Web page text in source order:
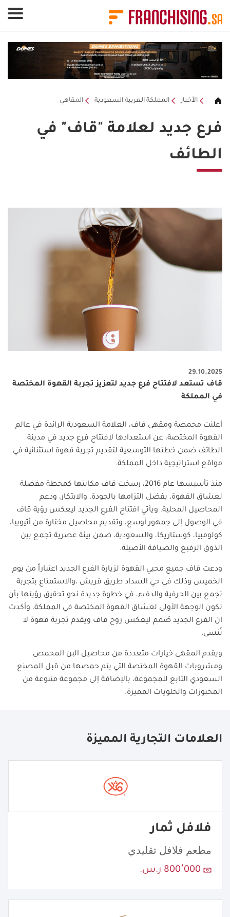
الأخبار المملكة العربية السعودية المقاهي
فرع جديد لعلامة "قاف" في
الطائف
29.10.2025
قاف تستعد لافتتاح فرع جديد لتعزيز تجربة القهوة المختصة
في المملكة
أعلنت محمصة ومقهى قاف، العلامة السعودية الرائدة في عالم
القهوة المختصة، عن استعدادها لافتتاح فرع جديد في مدينة
الطائف ضمن خطتها التوسعية لتقديم تجربة قهوة استثنائية في
مواقع استراتيجية داخل المملكة.
منذ تأسيسها عام 2016، رسخت قاف مكانتها كمحطة مفضلة
لعشاق القهوة، بفضل التزامها بالجودة، والابتكار، ودعم
المحاصيل المحلية. ويأتي افتتاح الفرع الجديد ليعكس رؤية قاف
في الوصول إلى جمهور أوسع، وتقديم محاصيل مختارة من أثيوبيا،
كولومبيا، كوستاريكا، والسعودية، ضمن بيئة عصرية تجمع بين
الذوق الرفيع والضيافة الأصيلة.
ودعت قاف جميع محبي القهوة لزيارة الفرع الجديد اعتباراً من يوم
الخميس وذلك في حي السداد طريق قريش ،والاستمتاع بتجربة
تجمع بين الحرفية والدفء، في خطوة جديدة نحو تحقيق رؤيتها بأن
تكون الوجهة الأولى لعشاق القهوة المختصة في المملكة، وأكدت
ان الفرع الجديد صُمم ليعكس روح قاف ويقدم تجربة قهوة لا
تُنسى.
ويقدم المقهى خيارات متعددة من محاصيل البن المحمص
ومشروبات القهوة المختصة التي يتم حمصها من قبل المصنع
السعودي التابع للمجموعة، بالإضافة إلى مجموعة متنوعة من
المخبوزات والحلويات المميزة.
العلامات التجارية المميزة
فلافل ثمار
مطعم فلافل تقليدي
800٬000 ر.س.
لوحة إدارة ملفات تعريف الارتباط